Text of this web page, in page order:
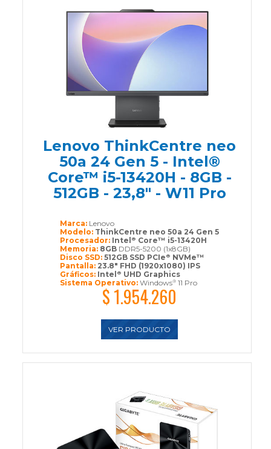
Lenovo ThinkCentre neo
50a 24 Gen 5 - Intel®
Core™ i5-13420H - 8GB -
512GB - 23,8" - W11 Pro
$ 1.954.260
VER PRODUCTO
Marca: Lenovo
Modelo: ThinkCentre neo 50a 24 Gen 5
Procesador: Intel ® Core™ i5-13420H
Memoria: 8GB DDR5-5200 (1x8GB)
Disco SSD:512GB SSD PCIe ® NVMe™
Pantalla: 23.8" FHD (1920x1080) IPS
Gráficos: Intel ® UHD Graphics
Sistema Operativo:Windows® 11 Pro